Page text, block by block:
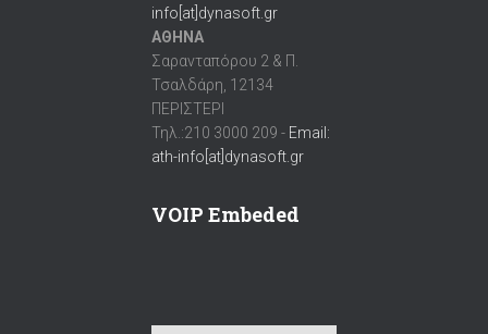
info[at]dynasoft.gr
ΑΘΗΝΑ
Σαρανταπόρου 2 & Π.
Τσαλδάρη, 12134
ΠΕΡΙΣΤΕΡΙ
Τηλ.:210 3000 209 - Email:
ath-info[at]dynasoft.gr
VOIP Embeded